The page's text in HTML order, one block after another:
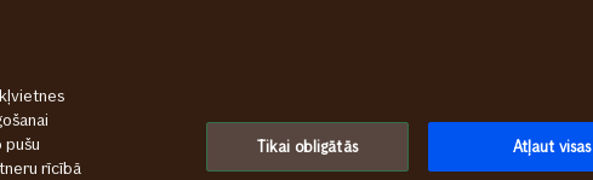
pušu
rīcībā
Tikai obligātās Atļaut visas